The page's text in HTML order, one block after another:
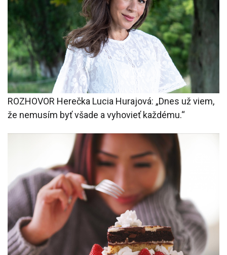
ROZHOVOR Herečka Lucia Hurajová: „Dnes už viem,
že nemusím byť všade a vyhovieť každému.“